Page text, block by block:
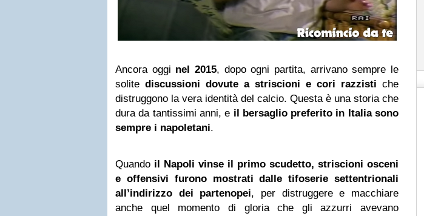
Ancora oggi nel 2015, dopo ogni partita, arrivano sempre le
solite discussioni dovute a striscioni e cori razzisti che
distruggono la vera identità del calcio. Questa è una storia che
dura da tantissimi anni, e il bersaglio preferito in Italia sono
sempre i napoletani.
Quando il Napoli vinse il primo scudetto, striscioni osceni
e offensivi furono mostrati dalle tifoserie settentrionali
all’indirizzo dei partenopei, per distruggere e macchiare
anche quel momento di gloria che gli azzurri avevano